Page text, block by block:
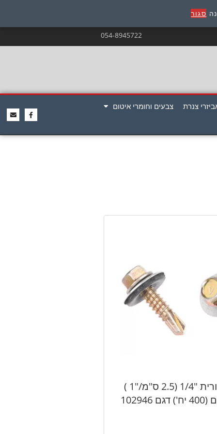
סגור
054-8945722
צנרת צבעים וחומרי איטום
בורג איסכורית "1/4 (2.5 ס"מ/"1 )